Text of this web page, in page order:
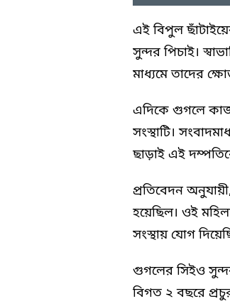
এই বিপুল
সুন্দর পিচাই।
মাধ্যমে তাদের
এদিকে গুগলে কাজ
সংস্থাটি।
ছাড়াই এই
প্রতিবেদন
হয়েছিল। ওই
সংস্থায় যোগ
গুগলের সিইও
বিগত ২ বছরে